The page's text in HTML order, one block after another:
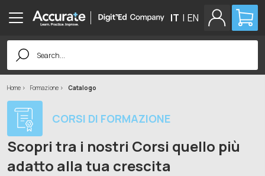
IT | EN
Search
for:
Home Formazione Catalogo
CORSI DI FORMAZIONE
Scopri tra i nostri Corsi quello più
adatto alla tua crescita